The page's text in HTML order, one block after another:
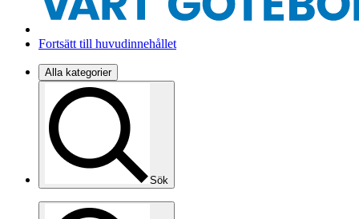
Fortsätt till huvudinnehållet
Alla kategorier
Sök